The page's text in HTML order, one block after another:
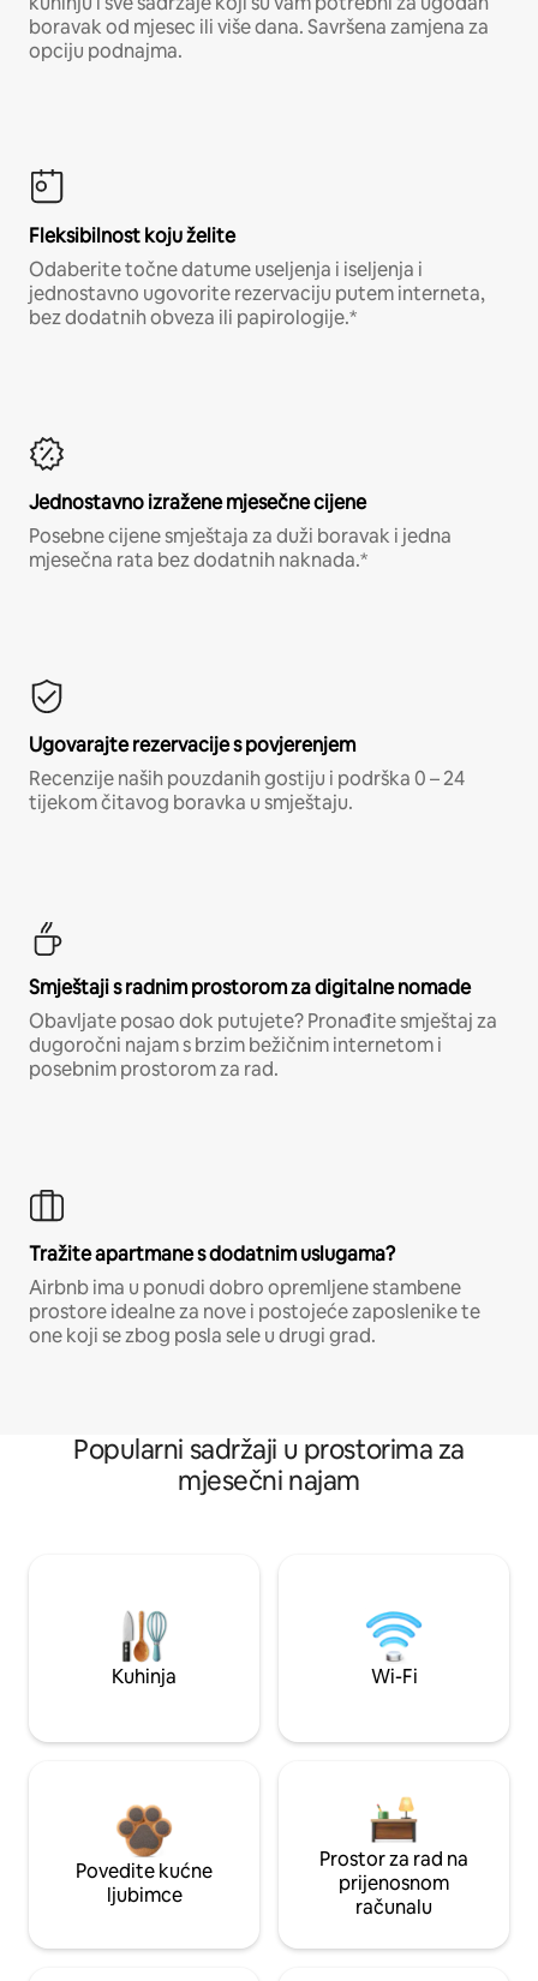
boravak od mjesec ili više dana. Savršena zamjena za
opciju podnajma.
Fleksibilnost koju želite
Odaberite točne datume useljenja i iseljenja i
jednostavno ugovorite rezervaciju putem interneta,
bez dodatnih obveza ili papirologije.*
Jednostavno izražene mjesečne cijene
Posebne cijene smještaja za duži boravak i jedna
mjesečna rata bez dodatnih naknada.*
Ugovarajte rezervacije s povjerenjem
Recenzije naših pouzdanih gostiju i podrška 0 – 24
tijekom čitavog boravka u smještaju.
Smještaji s radnim prostorom za digitalne nomade
Obavljate posao dok putujete? Pronađite smještaj za
dugoročni najam s brzim bežičnim internetom i
posebnim prostorom za rad.
Tražite apartmane s dodatnim uslugama?
Airbnb ima u ponudi dobro opremljene stambene
prostore idealne za nove i postojeće zaposlenike te
one koji se zbog posla sele u drugi grad.
Popularni sadržaji u prostorima za
mjesečni najam
Kuhinja Wi-Fi
Povedite kućne
ljubimce
Prostor za rad na
prijenosnom
računalu